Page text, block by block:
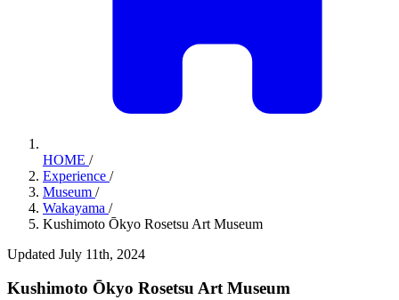
HOME /
Experience /
Museum /
Wakayama /
Kushimoto Ōkyo Rosetsu Art Museum
Updated July 11th, 2024
Kushimoto Ōkyo Rosetsu Art Museum